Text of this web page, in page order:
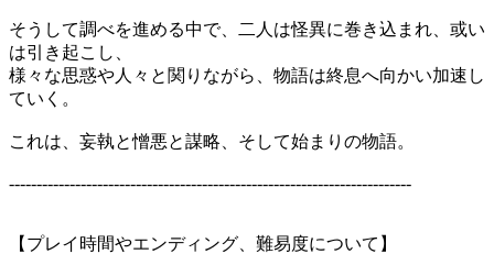
そうして調べを進める中で、二人は怪異に巻き込まれ、或い
は引き起こし、
様々な思惑や人々と関りながら、物語は終息へ向かい加速し
ていく。
これは、妄執と憎悪と謀略、そして始まりの物語。
-------------------------------------------------------------------------
【プレイ時間やエンディング、難易度について】